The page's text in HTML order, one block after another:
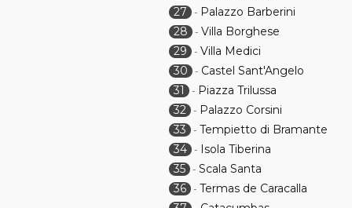
27
- Palazzo Barberini
28
-Villa Borghese
29
-Villa Medici
30
- Castel Sant'Angelo
31
- Piazza Trilussa
32 - Palazzo Corsini
33
- Tempietto di Bramante
34 - Isola Tiberina
35 -Scala Santa
36 - Termas de Caracalla